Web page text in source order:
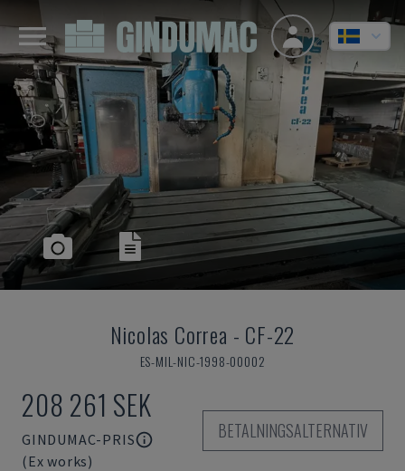
Nicolas Correa - CF-22
ES-MIL-NIC-1998-00002
208 261 SEK
GINDUMAC-PRIS
(Ex works)
BETALNINGSALTERNATIV